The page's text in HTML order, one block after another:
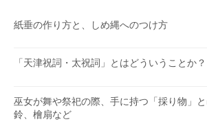
紙垂の作り方と、しめ縄へのつけ方
「天津祝詞・太祝詞」とはどういうことか？
巫女が舞や祭祀の際、手に持つ「採り物」
鈴、檜扇など